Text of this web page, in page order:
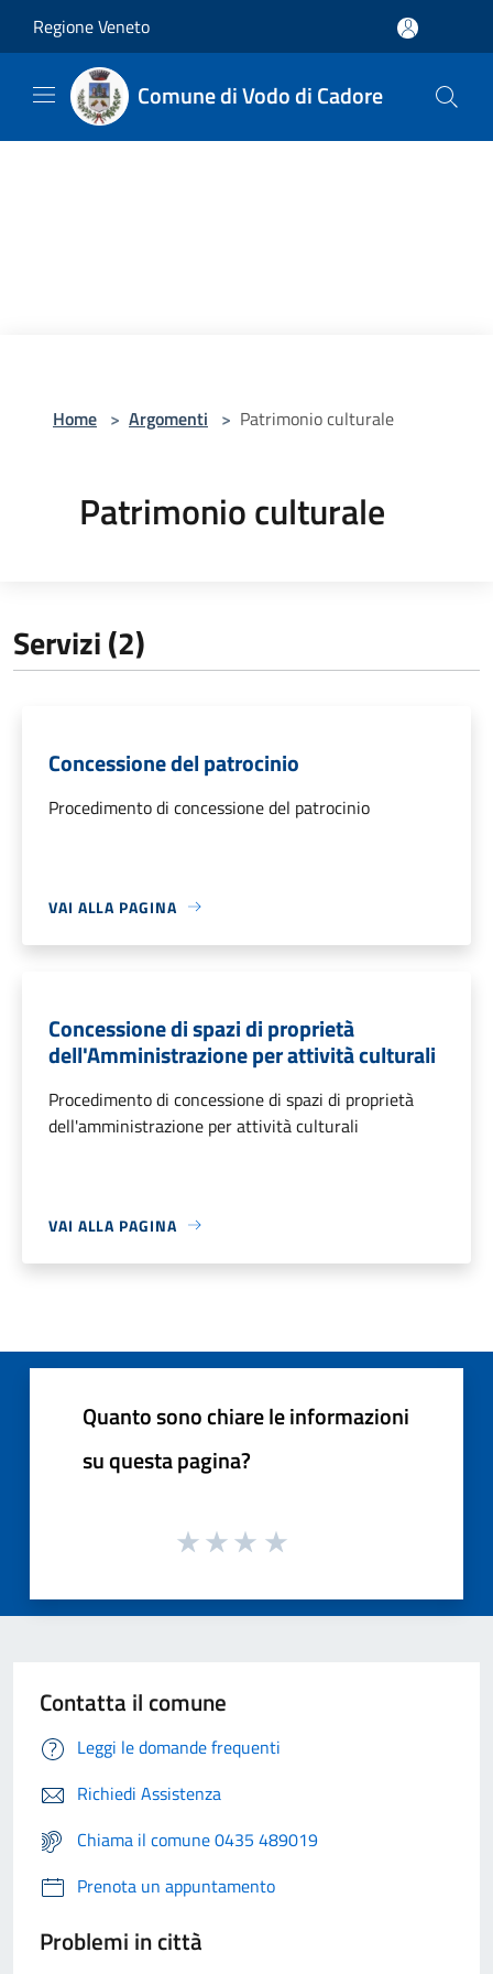
Regione Veneto
Comune di Vodo di Cadore
Home > Argomenti > Patrimonio culturale
Patrimonio culturale
Servizi (2)
Concessione del patrocinio
Procedimento di concessione del patrocinio
VAI ALLA PAGINA
Concessione di spazi di proprietà
dell'Amministrazione per attività culturali
Procedimento di concessione di spazi di proprietà
dell'amministrazione per attività culturali
VAI ALLA PAGINA
Quanto sono chiare le informazioni
su questa pagina?
Contatta il comune
Leggi le domande frequenti
Richiedi Assistenza
Chiama il comune 0435 489019
Prenota un appuntamento
Problemi in città